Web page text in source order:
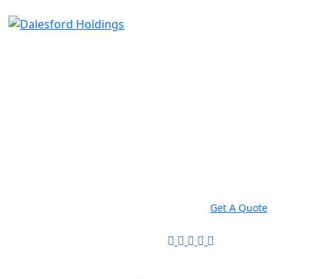
Get A Quote